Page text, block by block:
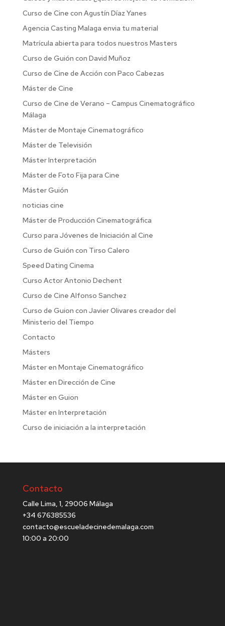
Curso de Cine con Agustín Díaz Yanes
Agencia Casting Malaga envia tu material
Matrícula abierta para todos nuestros Masters
Curso de Guión con David Muñoz
Curso de Cine de Acción con Paco Cabezas
Máster de Cine
Curso de Cine de Verano – Campus Cinematográfico
Málaga
Máster de Montaje Cinematográfico
Máster de Televisión
Máster Interpretación
Máster de Foto Fija para Cine
Máster Guión
noticias cine
Máster de Producción Cinematográfica
Curso para Jóvenes de Iniciación al Cine
Curso de Guión con Tirso Calero
Speed Dating Cinema
Curso Actor Antonio Dechent
Curso de Cine Alfonso Sanchez
Curso de Guion con Javier Olivares creador del
Ministerio del Tiempo
Contacto
Másters
Máster en Montaje Cinematográfico
Máster en Dirección de Cine
Máster en Guion
Máster en Interpretación
Curso de iniciación a la interpretación
Contacto
Calle Lima, 1, 29006 Málaga
+34 676385536
contacto@escueladecinedemalaga.com
10:00 a 20:00